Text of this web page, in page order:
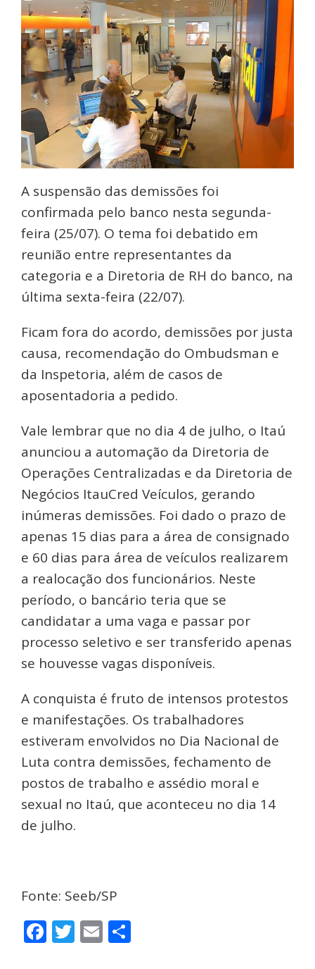
A suspensão das demissões foi
confirmada pelo banco nesta segunda-
feira (25/07). O tema foi debatido em
reunião entre representantes da
categoria e a Diretoria de RH do banco, na
última sexta-feira (22/07).
Ficam fora do acordo, demissões por justa
causa, recomendação do Ombudsman e
da Inspetoria, além de casos de
aposentadoria a pedido.
Vale lembrar que no dia 4 de julho, o Itaú
anunciou a automação da Diretoria de
Operações Centralizadas e da Diretoria de
Negócios ItauCred Veículos, gerando
inúmeras demissões. Foi dado o prazo de
apenas 15 dias para a área de consignado
e 60 dias para área de veículos realizarem
a realocação dos funcionários. Neste
período, o bancário teria que se
candidatar a uma vaga e passar por
processo seletivo e ser transferido apenas
se houvesse vagas disponíveis.
A conquista é fruto de intensos protestos
e manifestações. Os trabalhadores
estiveram envolvidos no Dia Nacional de
Luta contra demissões, fechamento de
postos de trabalho e assédio moral e
sexual no Itaú, que aconteceu no dia 14
de julho.
Fonte: Seeb/SP
Facebook
Twitter
Email